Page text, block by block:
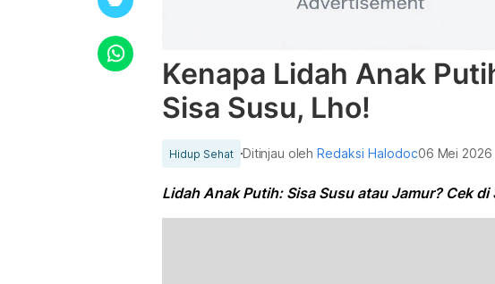
Kenapa Lidah Anak
Sisa Susu, Lho!
Hidup Sehat Ditinjau olehRedaksi Halodoc06 Mei 2026
Lidah Anak Putih: Sisa Susu atau Jamur? Cek di